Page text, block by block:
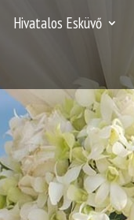
Hivatalos Esküvő